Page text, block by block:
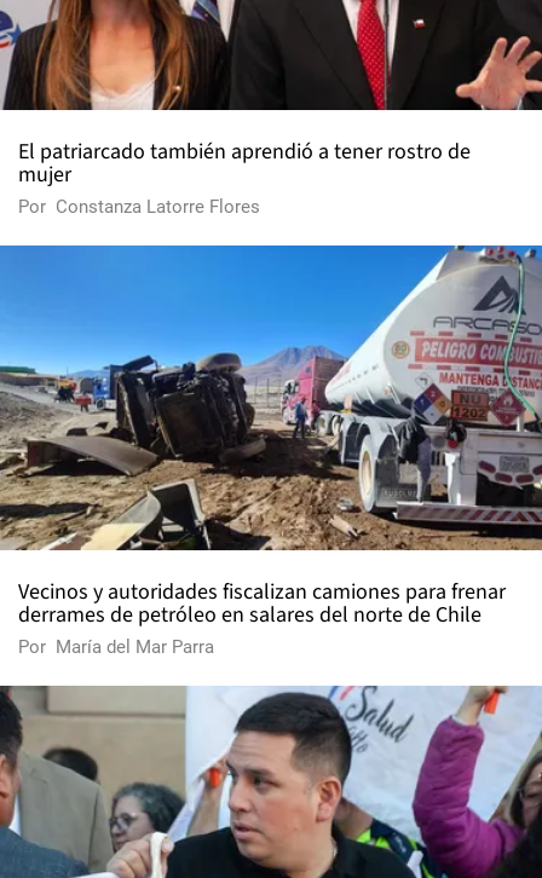
El patriarcado también aprendió a tener rostro de
mujer
Por Constanza Latorre Flores
Vecinos y autoridades fiscalizan camiones para frenar
derrames de petróleo en salares del norte de Chile
Por María del Mar Parra